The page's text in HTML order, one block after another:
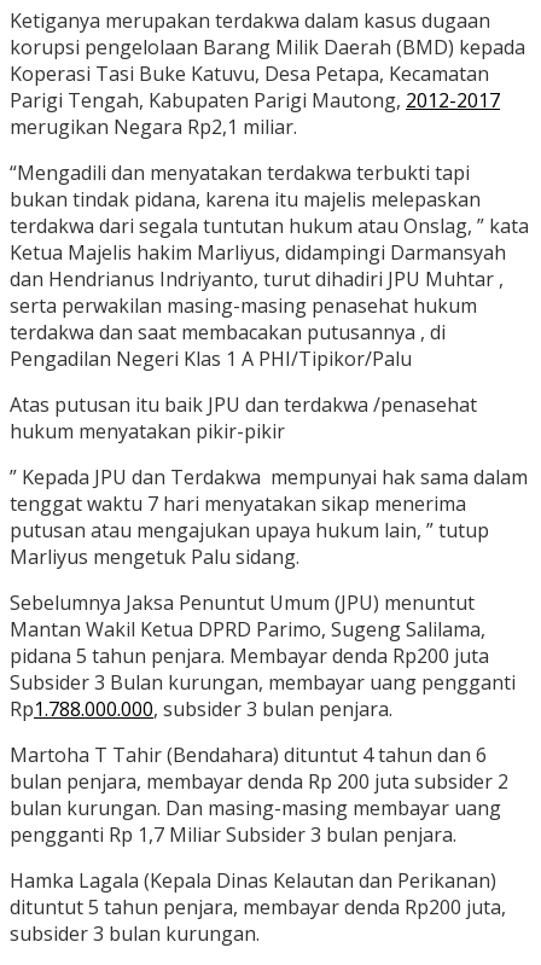
Ketiganya merupakan terdakwa dalam kasus dugaan
korupsi pengelolaan Barang Milik Daerah (BMD) kepada
Koperasi Tasi Buke Katuvu, Desa Petapa, Kecamatan
Parigi Tengah, Kabupaten Parigi Mautong, 2012-2017
merugikan Negara Rp2,1 miliar.
“Mengadili dan menyatakan terdakwa terbukti tapi
bukan tindak pidana, karena itu majelis melepaskan
terdakwa dari segala tuntutan hukum atau Onslag, ” kata
Ketua Majelis hakim Marliyus, didampingi Darmansyah
dan Hendrianus Indriyanto, turut dihadiri JPU Muhtar ,
serta perwakilan masing-masing penasehat hukum
terdakwa dan saat membacakan putusannya , di
Pengadilan Negeri Klas 1 A PHI/Tipikor/Palu
Atas putusan itu baik JPU dan terdakwa /penasehat
hukum menyatakan pikir-pikir
” Kepada JPU dan Terdakwa mempunyai hak sama dalam
tenggat waktu 7 hari menyatakan sikap menerima
putusan atau mengajukan upaya hukum lain, ” tutup
Marliyus mengetuk Palu sidang.
Sebelumnya Jaksa Penuntut Umum (JPU) menuntut
Mantan Wakil Ketua DPRD Parimo, Sugeng Salilama,
pidana 5 tahun penjara. Membayar denda Rp200 juta
Subsider 3 Bulan kurungan, membayar uang pengganti
Rp1.788.000.000, subsider 3 bulan penjara.
Martoha T Tahir (Bendahara) dituntut 4 tahun dan 6
bulan penjara, membayar denda Rp 200 juta subsider 2
bulan kurungan. Dan masing-masing membayar uang
pengganti Rp 1,7 Miliar Subsider 3 bulan penjara.
Hamka Lagala (Kepala Dinas Kelautan dan Perikanan)
dituntut 5 tahun penjara, membayar denda Rp200 juta,
subsider 3 bulan kurungan.